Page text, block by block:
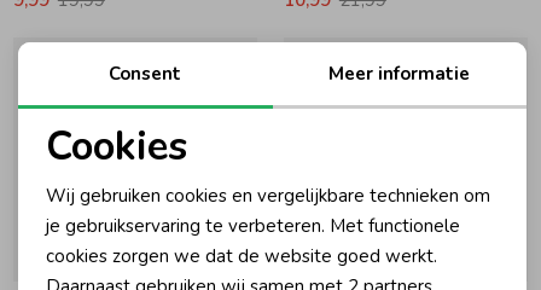
-50% korting -50% korting
Noodzakelijke cookies
Personalisatie cookies
Analytische cookies
Consent Meer informatie
Cookies
Wij gebruiken cookies en vergelijkbare technieken om
je gebruikservaring te verbeteren. Met functionele
cookies zorgen we dat de website goed werkt.